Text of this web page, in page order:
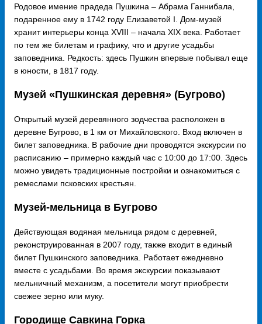
Родовое имение прадеда Пушкина – Абрама Ганнибала,
подаренное ему в 1742 году Елизаветой I. Дом-музей
хранит интерьеры конца XVIII – начала XIX века. Работает
по тем же билетам и графику, что и другие усадьбы
заповедника. Редкость: здесь Пушкин впервые побывал еще
в юности, в 1817 году.
Музей «Пушкинская деревня» (Бугрово)
Открытый музей деревянного зодчества расположен в
деревне Бугрово, в 1 км от Михайловского. Вход включен в
билет заповедника. В рабочие дни проводятся экскурсии по
расписанию – примерно каждый час с 10:00 до 17:00. Здесь
можно увидеть традиционные постройки и ознакомиться с
ремеслами псковских крестьян.
Музей-мельница в Бугрово
Действующая водяная мельница рядом с деревней,
реконструированная в 2007 году, также входит в единый
билет Пушкинского заповедника. Работает ежедневно
вместе с усадьбами. Во время экскурсии показывают
мельничный механизм, а посетители могут приобрести
свежее зерно или муку.
Городище Савкина Горка